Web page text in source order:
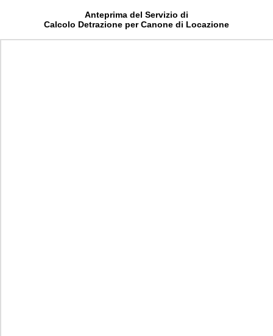
Anteprima del Servizio di
Calcolo Detrazione per Canone di Locazione